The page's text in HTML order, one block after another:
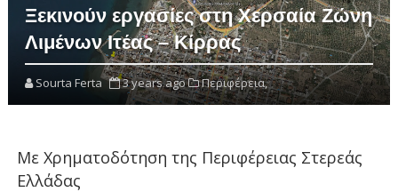
Ξεκινούν εργασίες στη Χερσαία Ζώνη
Λιμένων Ιτέας – Κίρρας
Sourta Ferta 3 years ago Περιφέρεια,
Με Χρηματοδότηση της Περιφέρειας Στερεάς
Ελλάδας